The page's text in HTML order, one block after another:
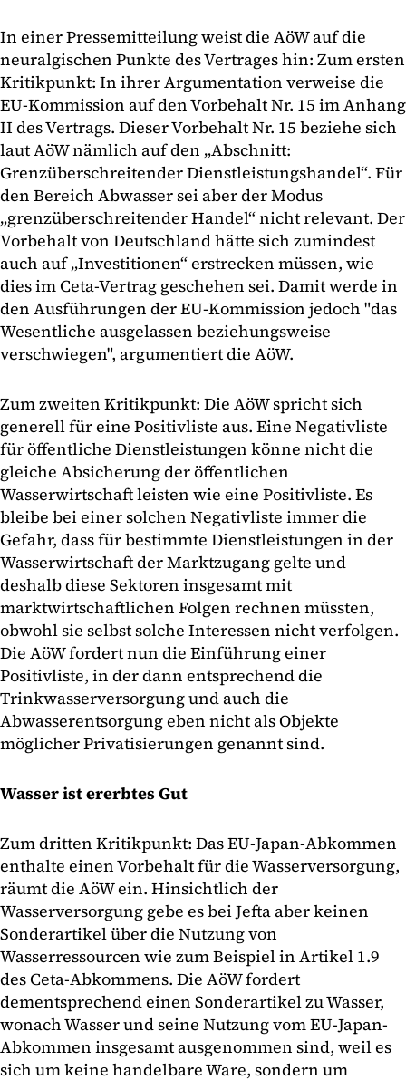
In einer Pressemitteilung weist die AöW auf die
neuralgischen Punkte des Vertrages hin: Zum ersten
Kritikpunkt: In ihrer Argumentation verweise die
EU-Kommission auf den Vorbehalt Nr. 15 im Anhang
II des Vertrags. Dieser Vorbehalt Nr. 15 beziehe sich
laut AöW nämlich auf den „Abschnitt:
Grenzüberschreitender Dienstleistungshandel“. Für
den Bereich Abwasser sei aber der Modus
„grenzüberschreitender Handel“ nicht relevant. Der
Vorbehalt von Deutschland hätte sich zumindest
auch auf „Investitionen“ erstrecken müssen, wie
dies im Ceta-Vertrag geschehen sei. Damit werde in
den Ausführungen der EU-Kommission jedoch "das
Wesentliche ausgelassen beziehungsweise
verschwiegen", argumentiert die AöW.
Zum zweiten Kritikpunkt: Die AöW spricht sich
generell für eine Positivliste aus. Eine Negativliste
für öffentliche Dienstleistungen könne nicht die
gleiche Absicherung der öffentlichen
Wasserwirtschaft leisten wie eine Positivliste. Es
bleibe bei einer solchen Negativliste immer die
Gefahr, dass für bestimmte Dienstleistungen in der
Wasserwirtschaft der Marktzugang gelte und
deshalb diese Sektoren insgesamt mit
marktwirtschaftlichen Folgen rechnen müssten,
obwohl sie selbst solche Interessen nicht verfolgen.
Die AöW fordert nun die Einführung einer
Positivliste, in der dann entsprechend die
Trinkwasserversorgung und auch die
Abwasserentsorgung eben nicht als Objekte
möglicher Privatisierungen genannt sind.
Wasser ist ererbtes Gut
Zum dritten Kritikpunkt: Das EU-Japan-Abkommen
enthalte einen Vorbehalt für die Wasserversorgung,
räumt die AöW ein. Hinsichtlich der
Wasserversorgung gebe es bei Jefta aber keinen
Sonderartikel über die Nutzung von
Wasserressourcen wie zum Beispiel in Artikel 1.9
des Ceta-Abkommens. Die AöW fordert
dementsprechend einen Sonderartikel zu Wasser,
wonach Wasser und seine Nutzung vom EU-Japan-
Abkommen insgesamt ausgenommen sind, weil es
sich um keine handelbare Ware, sondern um